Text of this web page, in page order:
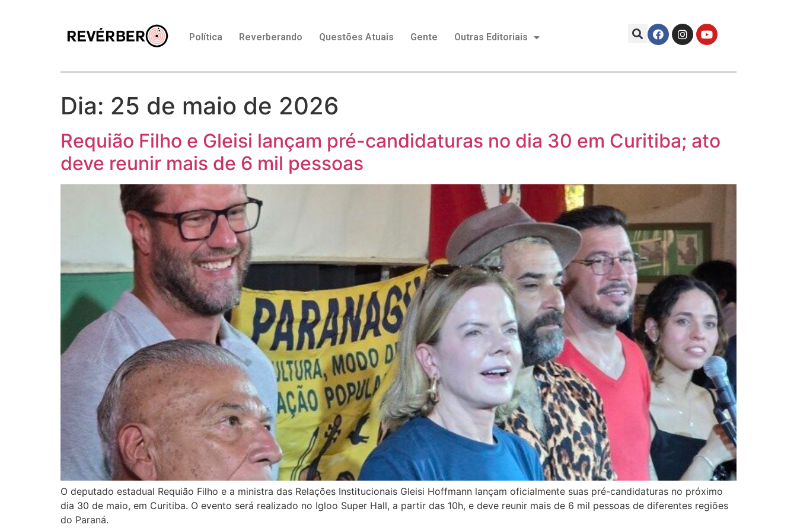
Política Reverberando Questões Atuais Gente Outras Editoriais
Dia: 25 de maio de 2026
Requião Filho e Gleisi lançam pré-candidaturas no dia 30 em Curitiba; ato
deve reunir mais de 6 mil pessoas
O deputado estadual Requião Filho e a ministra das Relações Institucionais Gleisi Hoffmann lançam oficialmente suas pré-candidaturas no próximo
dia 30 de maio, em Curitiba. O evento será realizado no Igloo Super Hall, a partir das 10h, e deve reunir mais de 6 mil pessoas de diferentes regiões
do Paraná.